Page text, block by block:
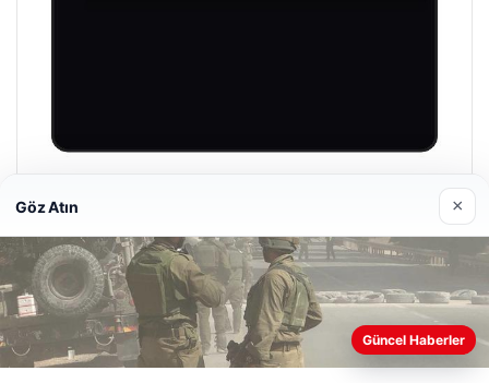
Prenses Night Club
Web sitemizi nasıl kullandığınızı daha iyi anlayabilmek,
Göz Atın ×
Güncel Haberler